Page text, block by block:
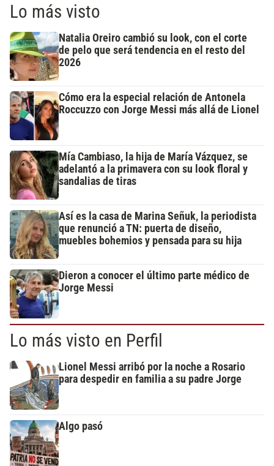
Lo más visto
Natalia Oreiro cambió su look, con el corte
de pelo que será tendencia en el resto del
2026
Cómo era la especial relación de Antonela
Roccuzzo con Jorge Messi más allá de Lionel
Mía Cambiaso, la hija de María Vázquez, se
adelantó a la primavera con su look floral y
sandalias de tiras
Así es la casa de Marina Señuk, la periodista
que renunció a TN: puerta de diseño,
muebles bohemios y pensada para su hija
Dieron a conocer el último parte médico de
Jorge Messi
Lo más visto en Perfil
Lionel Messi arribó por la noche a Rosario
para despedir en familia a su padre Jorge
Algo pasó